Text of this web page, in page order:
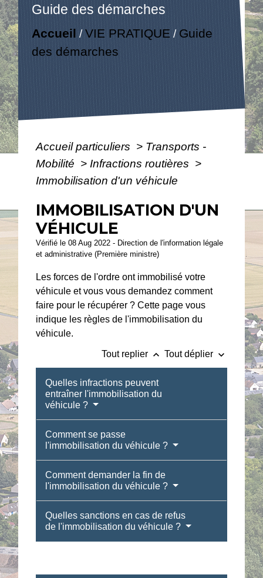
Guide des démarches
Accueil /VIE PRATIQUE / Guide
des démarches
Accueil particuliers > Transports -
Mobilité > Infractions routières >
Immobilisation d'un véhicule
IMMOBILISATION D'UN
VÉHICULE
Vérifié le 08 Aug 2022 - Direction de l'information légale
et administrative (Première ministre)
Les forces de l'ordre ont immobilisé votre
véhicule et vous vous demandez comment
faire pour le récupérer ? Cette page vous
indique les règles de l'immobilisation du
véhicule.
Tout replier keyboard_arrow_up Tout déplier keyboard_arrow_down
Quelles infractions peuvent
entraîner l'immobilisation du
véhicule ?
Comment se passe
l'immobilisation du véhicule ?
Comment demander la fin de
l'immobilisation du véhicule ?
Quelles sanctions en cas de refus
de l'immobilisation du véhicule ?